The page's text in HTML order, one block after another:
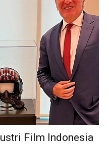
Film Indonesia